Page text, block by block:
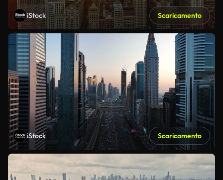
iStock Scaricamento
iStock Scaricamento